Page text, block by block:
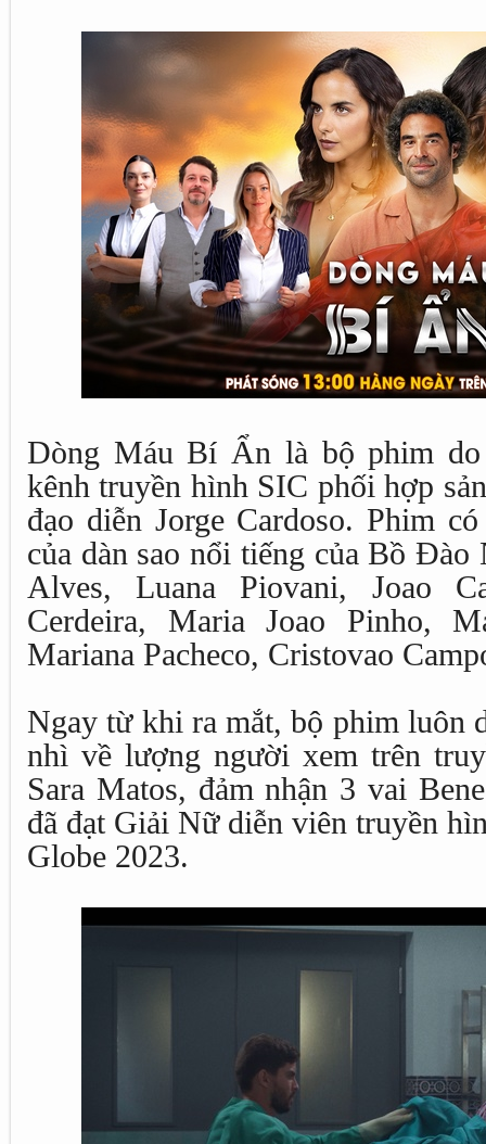
Dòng Máu Bí Ẩn là bộ phim do
kênh truyền hình SIC phối hợp
đạo diễn Jorge Cardoso. Phim
của dàn sao nổi tiếng của Bồ Đào
Alves, Luana Piovani, Joao
Cerdeira, Maria Joao Pinho,
Mariana Pacheco, Cristovao
Ngay từ khi ra mắt, bộ phim luôn
nhì về lượng người xem trên
Sara Matos, đảm nhận 3 vai
đã đạt Giải Nữ diễn viên truyền
Globe 2023.